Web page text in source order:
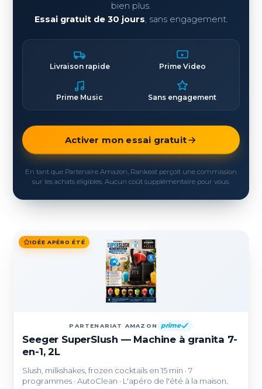
bien plus.
Essai gratuit de 30 jours, sans engagement.
Livraison rapide Prime Video
Prime Music Sans engagement
Activer mon essai gratuit
En tant que Partenaire Amazon, Rankeat perçoit une commission
sur les achats éligibles. Aucun coût supplémentaire pour vous.
IDÉE APÉRO ÉTÉ
PARTENARIAT AMAZON prime
Seeger SuperSlush — Machine à granita 7-
en-1, 2L
Slush, milkshakes, frozen cocktails en 15 min · 7
programmes · AutoClean · L'apéro de l'été à la maison.